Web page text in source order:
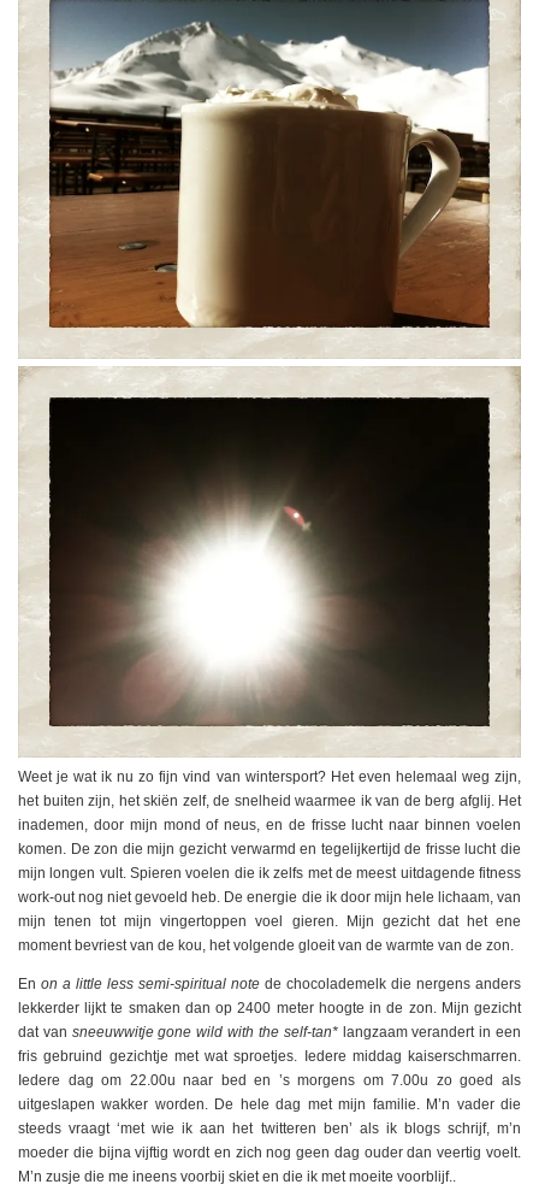
Weet je wat ik nu zo fijn vind van wintersport? Het even helemaal weg zijn,
het buiten zijn, het skiën zelf, de snelheid waarmee ik van de berg afglij. Het
inademen, door mijn mond of neus, en de frisse lucht naar binnen voelen
komen. De zon die mijn gezicht verwarmd en tegelijkertijd de frisse lucht die
mijn longen vult. Spieren voelen die ik zelfs met de meest uitdagende fitness
work-out nog niet gevoeld heb. De energie die ik door mijn hele lichaam, van
mijn tenen tot mijn vingertoppen voel gieren. Mijn gezicht dat het ene
moment bevriest van de kou, het volgende gloeit van de warmte van de zon.
En on a little less semi-spiritual note de chocolademelk die nergens anders
lekkerder lijkt te smaken dan op 2400 meter hoogte in de zon. Mijn gezicht
dat van sneeuwwitje gone wild with the self-tan* langzaam verandert in een
fris gebruind gezichtje met wat sproetjes. Iedere middag kaiserschmarren.
Iedere dag om 22.00u naar bed en ’s morgens om 7.00u zo goed als
uitgeslapen wakker worden. De hele dag met mijn familie. M’n vader die
steeds vraagt ‘met wie ik aan het twitteren ben’ als ik blogs schrijf, m’n
moeder die bijna vijftig wordt en zich nog geen dag ouder dan veertig voelt.
M’n zusje die me ineens voorbij skiet en die ik met moeite voorblijf..